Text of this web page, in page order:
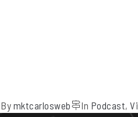
By mktcarlosweb In Podcast,